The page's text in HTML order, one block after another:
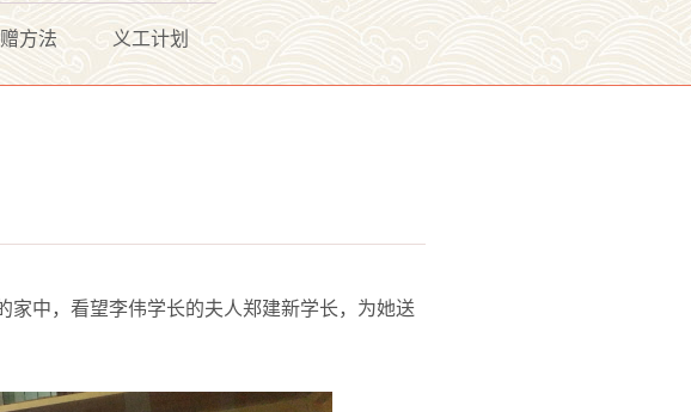
方法 义工计划
家中，看望李伟学长的夫人郑建新学长，为她送